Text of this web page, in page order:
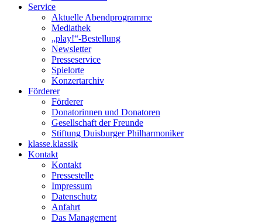
Service
Aktuelle Abendprogramme
Mediathek
„play!“-Bestellung
Newsletter
Presseservice
Spielorte
Konzertarchiv
Förderer
Förderer
Donatorinnen und Donatoren
Gesellschaft der Freunde
Stiftung Duisburger Philharmoniker
klasse.klassik
Kontakt
Kontakt
Pressestelle
Impressum
Datenschutz
Anfahrt
Das Management